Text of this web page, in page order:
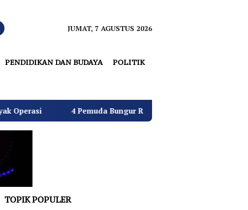
JUMAT, 7 AGUSTUS 2026
PENDIDIKAN DAN BUDAYA POLITIK
4 Pemuda Bungur Raya Bulatkan Dukungan untuk Hj. Desi
TOPIK POPULER